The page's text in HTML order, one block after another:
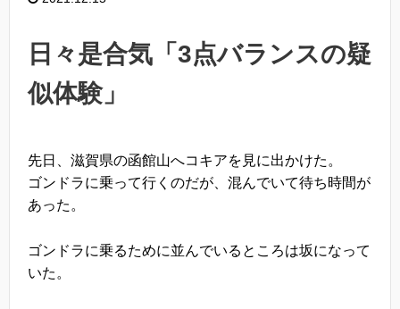
日々是合気「3点バランスの疑
似体験」
先日、滋賀県の函館山へコキアを見に出かけた。
ゴンドラに乗って行くのだが、混んでいて待ち時間が
あった。
ゴンドラに乗るために並んでいるところは坂になって
いた。